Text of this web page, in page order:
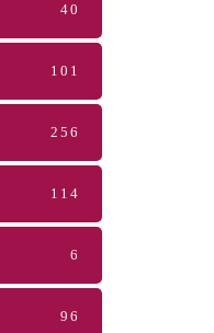
40
101
256
114
6
96